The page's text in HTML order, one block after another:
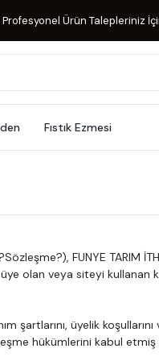
Ürün Talepleriniz
Fıstık Ezmesi
FUNYE TARIM
olan veya siteyi kullanan
şartlarını, üyelik
hükümlerini kabul etmiş